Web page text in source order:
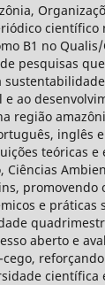
B1 no Qualis/
pesquisas
e ao
região
inglês
teóricas e
Ciências
promovendo
e práticas
aberto e
científica